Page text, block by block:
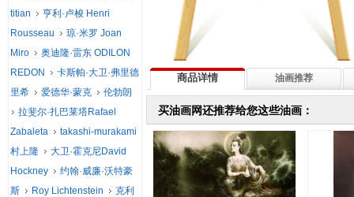
商品详情 油画推荐
买油画网还推荐给您这些油画：
titian
亨利·卢梭 Henri
Rousseau
琼·米罗 Joan
Miro
奥迪隆·雷东 ODILON
REDON
卡斯帕·大卫·弗里德
里希
爱德华·蒙克
伦勃朗
拉斐尔·扎巴莱塔Rafael
Zabaleta
takashi-murakami
村上隆
大卫·霍克尼David
Hockney
约翰·威廉·沃特豪
斯
Roy Lichtenstein
克利